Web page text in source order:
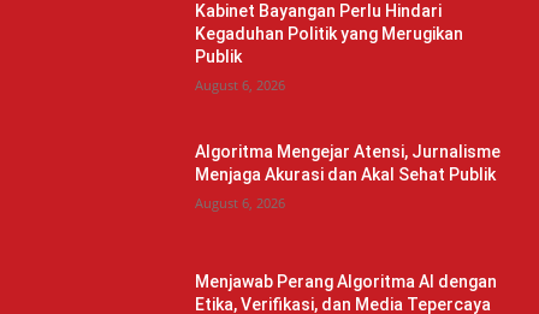
Kabinet Bayangan Perlu Hindari
Kegaduhan Politik yang Merugikan
Publik
August 6, 2026
Algoritma Mengejar Atensi, Jurnalisme
Menjaga Akurasi dan Akal Sehat Publik
August 6, 2026
Menjawab Perang Algoritma AI dengan
Etika, Verifikasi, dan Media Tepercaya